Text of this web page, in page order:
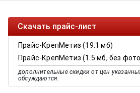
Скачать прайс-лист
Прайс-КрепМетиз (19.1 мб)
Прайс-КрепМетиз (1.5 мб, без
дополнительные скидки от цен
обсуждаются.